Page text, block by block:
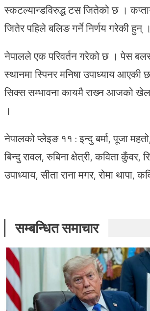
स्कटल्यान्डविरुद्ध टस जितेको छ ।
जितेर पहिले बलिङ गर्ने निर्णय गरेकी हुन् ।
नेपालले एक परिवर्तन गरेको छ । पेस
स्थानमा स्पिनर मनिषा उपाध्याय
सिक्स सम्भावना कायमै राख्‍न आजको खेल
।
नेपालको प्लेइङ ११ : इन्दु बर्मा, पूजा
बिन्दु रावल, रुबिना क्षेत्री, कविता कुँवर,
उपाध्याय, सीता राना मगर, रोमा थापा,
सम्बन्धित समाचार